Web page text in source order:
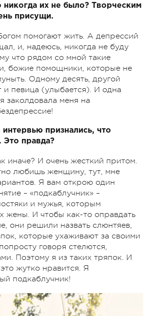
никогда их не было? Творческим
присущи.
помогают жить. А депрессий
и, надеюсь, никогда не буду
что рядом со мной такие
божие помощники, которые не
Одному десять, другой
и певица (улыбается). И одна
заколдовала меня на
признались, что
Это правда?
иначе? И очень жесткий притом.
любишь женщину, тут, мне
Я вам открою один
– «подкаблучник» –
и мужья, которым
жены. И чтобы как-то оправдать
они решили назвать слюнтяев,
которые ухаживают за своими
говоря стелются,
Поэтому я из таких тряпок. И
жутко нравится. Я
подкаблучник!